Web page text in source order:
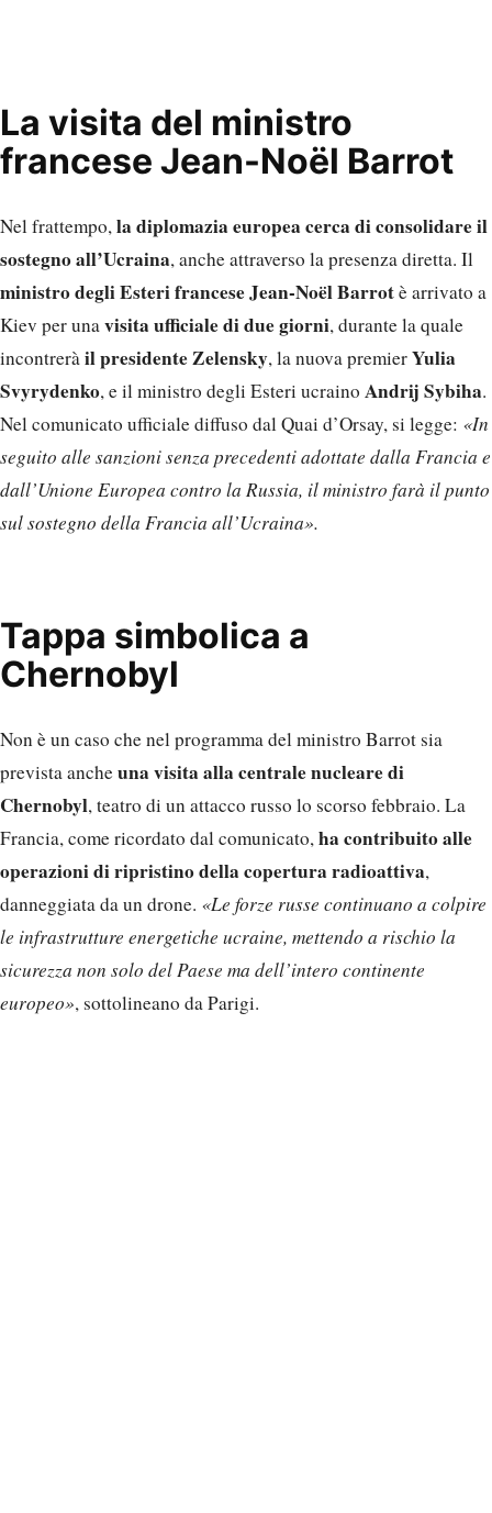
La visita del ministro
francese Jean-Noël Barrot
Nel frattempo,la diplomazia europea cerca di consolidare il
sostegno all’Ucraina, anche attraverso la presenza diretta. Il
ministro degli Esteri francese Jean-Noël Barrotè arrivato a
Kiev per unavisita ufficiale di due giorni, durante la quale
incontreràil presidente Zelensky, la nuova premierYulia
Svyrydenko, e il ministro degli Esteri ucraino Andrij Sybiha.
Nel comunicato ufficiale diffuso dal Quai d’Orsay, si legge: «In
seguito alle sanzioni senza precedenti adottate dalla Francia e
dall’Unione Europea contro la Russia, il ministro farà il punto
sul sostegno della Francia all’Ucraina».
Tappa simbolica a
Chernobyl
Non è un caso che nel programma del ministro Barrot sia
prevista ancheuna visita alla centrale nucleare di
Chernobyl, teatro di un attacco russo lo scorso febbraio. La
Francia, come ricordato dal comunicato, ha contribuito alle
operazioni di ripristino della copertura radioattiva,
danneggiata da un drone. «Le forze russe continuano a colpire
le infrastrutture energetiche ucraine, mettendo a rischio la
sicurezza non solo del Paese ma dell’intero continente
europeo», sottolineano da Parigi.